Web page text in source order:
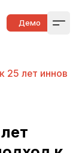
Демо
25 лет